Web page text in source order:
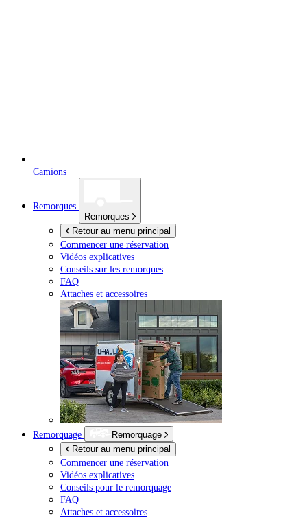
Camions
Remorques
Remorques
Retour au menu principal
Commencer une réservation
Vidéos explicatives
Conseils sur les remorques
FAQ
Attaches et accessoires
Remorquage
Remorquage
Retour au menu principal
Commencer une réservation
Vidéos explicatives
Conseils pour le remorquage
FAQ
Attaches et accessoires